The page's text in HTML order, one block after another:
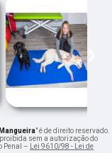
›
" é de direito reservado.
sem a autorização do
Penal –
Lei 9610/98 - Lei de